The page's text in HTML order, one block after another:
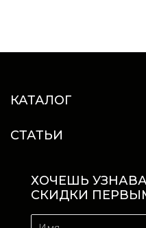
КАТАЛОГ
СТАТЬИ
ХОЧЕШЬ
СКИДКИ